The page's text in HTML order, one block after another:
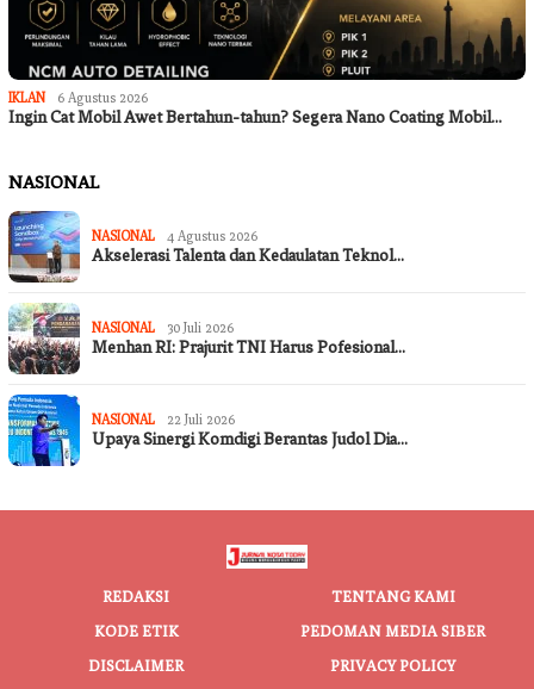
IKLAN 6 Agustus 2026
Ingin Cat Mobil Awet Bertahun-tahun? Segera Nano Coating Mobil…
NASIONAL
NASIONAL 4 Agustus 2026
Akselerasi Talenta dan Kedaulatan Teknol…
NASIONAL 30 Juli 2026
Menhan RI: Prajurit TNI Harus Pofesional…
NASIONAL 22 Juli 2026
Upaya Sinergi Komdigi Berantas Judol Dia…
REDAKSI
TENTANG KAMI
KODE ETIK
PEDOMAN MEDIA SIBER
DISCLAIMER
PRIVACY POLICY